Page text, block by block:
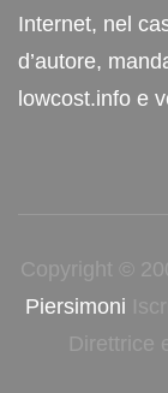
Internet, nel
d’autore,
lowcost.info e
Copyright ©
Piersimoni
Direttrice